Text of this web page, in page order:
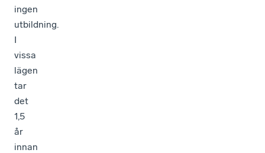
ingen
utbildning.
I
vissa
lägen
tar
det
1,5
år
innan